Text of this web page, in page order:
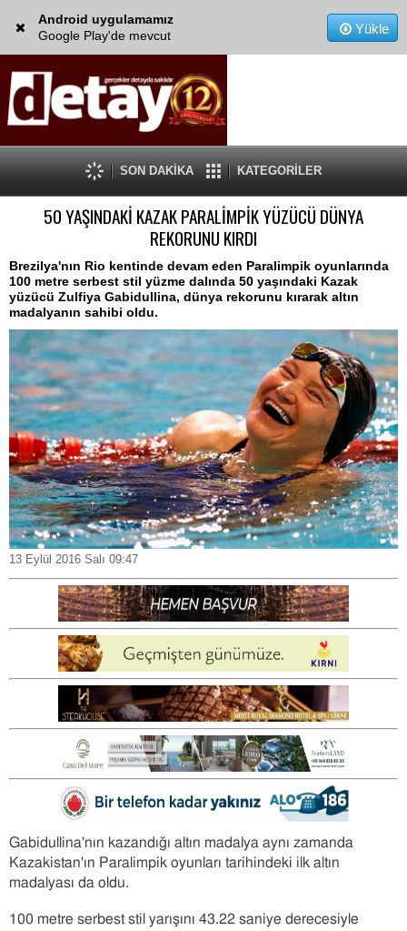
Android uygulamamız
Google Play'de mevcut
Yükle
SON DAKİKA KATEGORİLER
50 YAŞINDAKİ KAZAK PARALİMPİK YÜZÜCÜ DÜNYA
REKORUNU KIRDI
Brezilya'nın Rio kentinde devam eden Paralimpik oyunlarında
100 metre serbest stil yüzme dalında 50 yaşındaki Kazak
yüzücü Zulfiya Gabidullina, dünya rekorunu kırarak altın
madalyanın sahibi oldu.
13 Eylül 2016 Salı 09:47
Gabidullina'nın kazandığı altın madalya aynı zamanda
Kazakistan'ın Paralimpik oyunları tarihindeki ilk altın
madalyası da oldu.
100 metre serbest stil yarışını 43.22 saniye derecesiyle